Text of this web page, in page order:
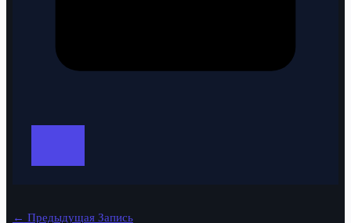
← Предыдущая Запись